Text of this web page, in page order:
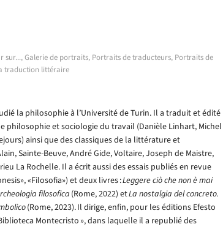
sur...,Galerie de portraits, Portraits de traducteurs, Portraits de
traduction littéraire
la philosophie à l’Université de Turin. Il a traduit et édité
philosophie et sociologie du travail (Danièle Linhart, Michel
ainsi que des classiques de la littérature et
Sainte-Beuve, André Gide, Voltaire, Joseph de Maistre,
La Rochelle. Il a écrit aussi des essais publiés en revue
«Filosofia») et deux livres :Leggere ciò che non è mai
filosofica (Rome, 2022) etLa nostalgia del concreto.
(Rome, 2023). Il dirige, enfin, pour les éditions Efesto
Montecristo », dans laquelle il a republié des